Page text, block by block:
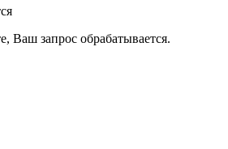
Ваш запрос обрабатывается.